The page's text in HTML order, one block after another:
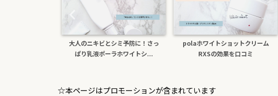
大人のニキビとシミ予防に！さっ
ぱり乳液ポーラホワイトシ...
polaホワイトショットクリーム
RXSの効果を口コミ
☆本ページはプロモーションが含まれています